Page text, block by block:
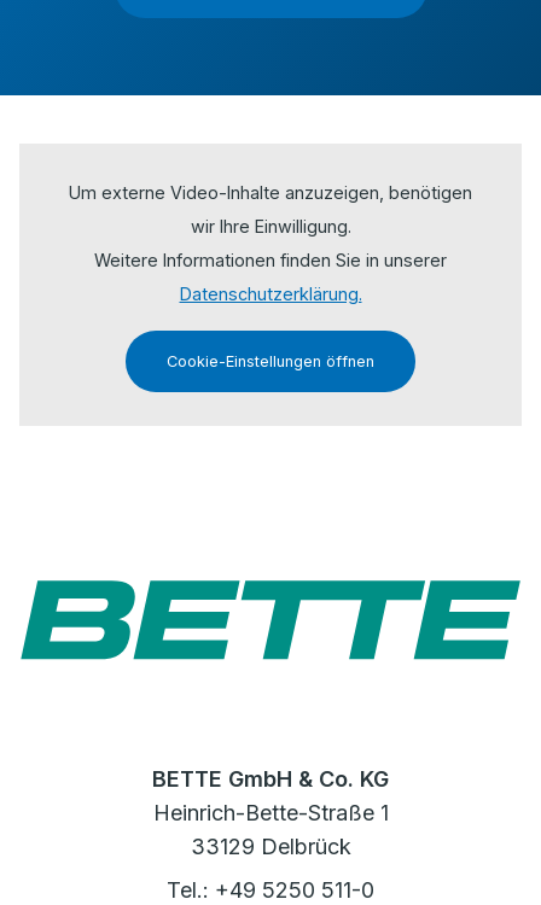
Um externe Video-Inhalte anzuzeigen, benötigen
wir Ihre Einwilligung.
Weitere Informationen finden Sie in unserer
Datenschutzerklärung.
Cookie-Einstellungen öffnen
BETTE GmbH & Co. KG
Heinrich-Bette-Straße 1
33129 Delbrück
Tel.: +49 5250 511-0